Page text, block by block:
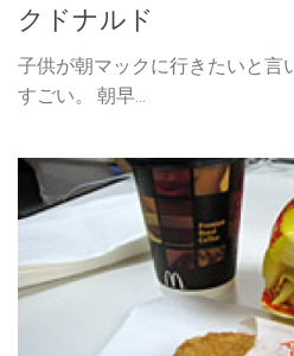
クドナルド
子供が朝マックに行きたいと言
すごい。 朝早...